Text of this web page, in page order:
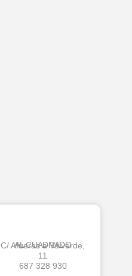
AL CUADRADO
C/ Afueras a Valverde,
11
687 328 930